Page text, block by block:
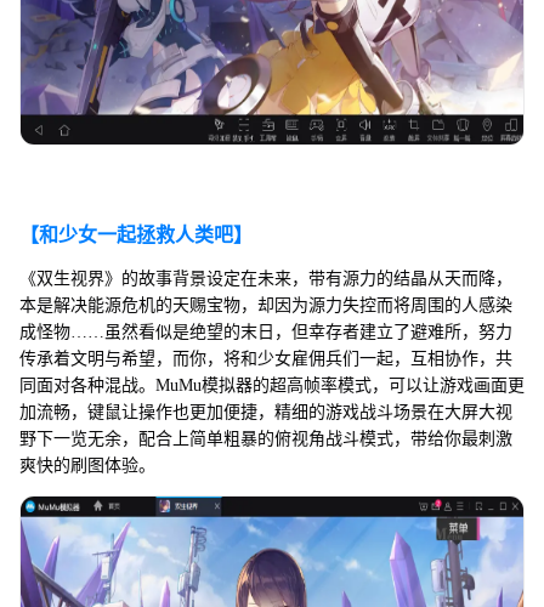
【和少女一起拯救人类吧】
《双生视界》的故事背景设定在未来，带有源力的结晶从天而降，
本是解决能源危机的天赐宝物，却因为源力失控而将周围的人感染
成怪物……虽然看似是绝望的末日，但幸存者建立了避难所，努力
传承着文明与希望，而你，将和少女雇佣兵们一起，互相协作，共
同面对各种混战。MuMu模拟器的超高帧率模式，可以让游戏画面更
加流畅，键鼠让操作也更加便捷，精细的游戏战斗场景在大屏大视
野下一览无余，配合上简单粗暴的俯视角战斗模式，带给你最刺激
爽快的刷图体验。